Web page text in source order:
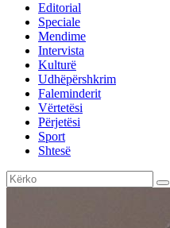
Editorial
Speciale
Mendime
Intervista
Kulturë
Udhëpërshkrim
Faleminderit
Vërtetësi
Përjetësi
Sport
Shtesë